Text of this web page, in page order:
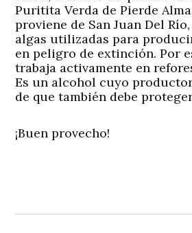
Puritita Verda de Pierde
proviene de San Juan Del
algas utilizadas para
en peligro de extinción. Por
trabaja activamente en
Es un alcohol cuyo
de que también debe
¡Buen provecho!